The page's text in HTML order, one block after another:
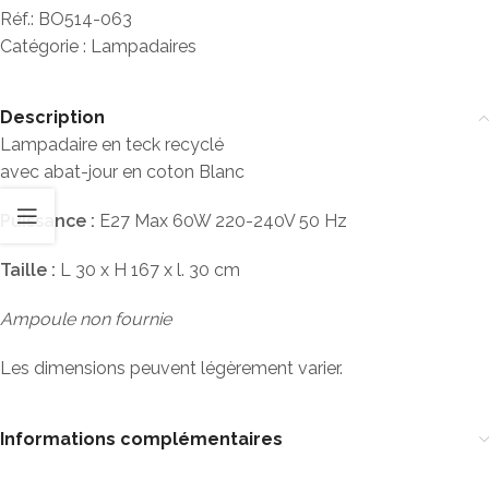
Réf.: BO514-063
Catégorie : Lampadaires
Description
Lampadaire en teck recyclé
avec abat-jour en coton Blanc
Puissance : E27 Max 60W 220-240V 50 Hz
Taille : L 30 x H 167 x l. 30 cm
Ampoule non fournie
Les dimensions peuvent légèrement varier.
Informations complémentaires